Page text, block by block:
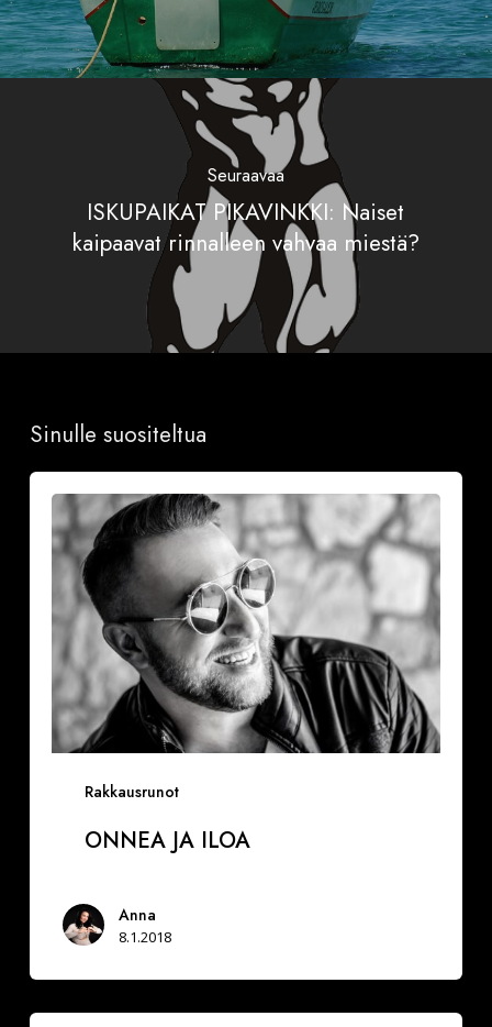
Seuraavaa
ISKUPAIKAT PIKAVINKKI: Naiset
kaipaavat rinnalleen vahvaa miestä?
Sinulle suositeltua
Rakkausrunot
iloa
ONNEA JA ILOA
Anna
8.1.2018